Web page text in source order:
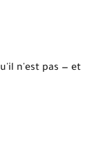
n'est pas — et